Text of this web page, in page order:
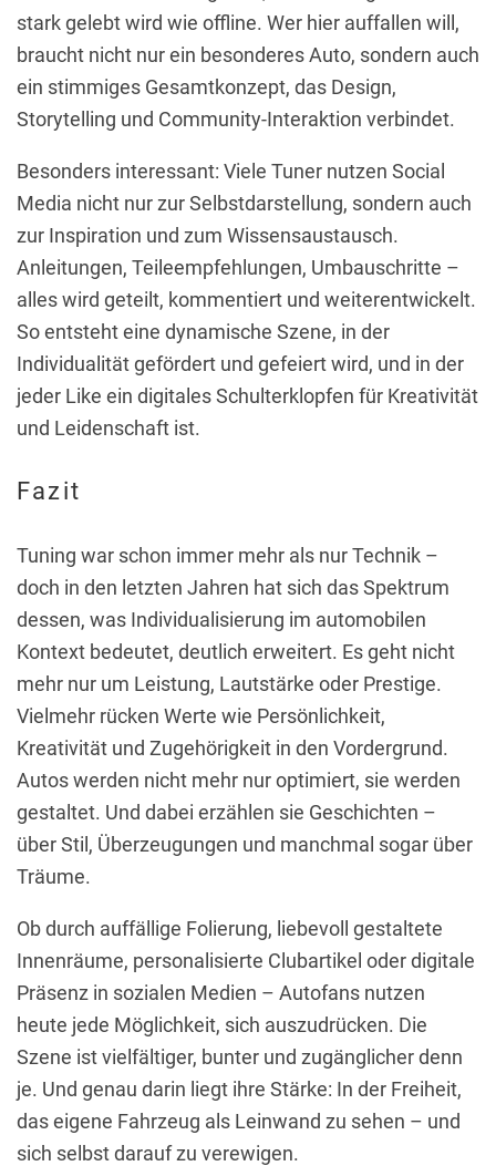
stark gelebt wird wie offline. Wer hier auffallen will,
braucht nicht nur ein besonderes Auto, sondern auch
ein stimmiges Gesamtkonzept, das Design,
Storytelling und Community-Interaktion verbindet.
Besonders interessant: Viele Tuner nutzen Social
Media nicht nur zur Selbstdarstellung, sondern auch
zur Inspiration und zum Wissensaustausch.
Anleitungen, Teileempfehlungen, Umbauschritte –
alles wird geteilt, kommentiert und weiterentwickelt.
So entsteht eine dynamische Szene, in der
Individualität gefördert und gefeiert wird, und in der
jeder Like ein digitales Schulterklopfen für Kreativität
und Leidenschaft ist.
Fazit
Tuning war schon immer mehr als nur Technik –
doch in den letzten Jahren hat sich das Spektrum
dessen, was Individualisierung im automobilen
Kontext bedeutet, deutlich erweitert. Es geht nicht
mehr nur um Leistung, Lautstärke oder Prestige.
Vielmehr rücken Werte wie Persönlichkeit,
Kreativität und Zugehörigkeit in den Vordergrund.
Autos werden nicht mehr nur optimiert, sie werden
gestaltet. Und dabei erzählen sie Geschichten –
über Stil, Überzeugungen und manchmal sogar über
Träume.
Ob durch auffällige Folierung, liebevoll gestaltete
Innenräume, personalisierte Clubartikel oder digitale
Präsenz in sozialen Medien – Autofans nutzen
heute jede Möglichkeit, sich auszudrücken. Die
Szene ist vielfältiger, bunter und zugänglicher denn
je. Und genau darin liegt ihre Stärke: In der Freiheit,
das eigene Fahrzeug als Leinwand zu sehen – und
sich selbst darauf zu verewigen.